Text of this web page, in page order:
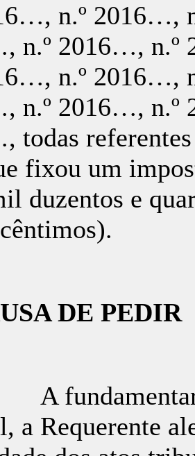
n.º 2016…,
n.º 2016…, n.º
n.º 2016…,
n.º 2016…, n.º
todas referentes
fixou um
duzentos e
DE PEDIR
A
a Requerente